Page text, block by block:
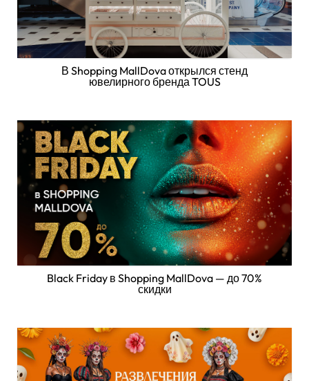
В Shopping MallDova открылся стенд
ювелирного бренда TOUS
Black Friday в Shopping MallDova — до 70%
скидки